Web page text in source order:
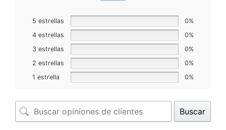
5 estrellas
0%
4 estrellas
0%
3 estrellas
0%
2 estrellas
0%
1 estrella
0%
Buscar